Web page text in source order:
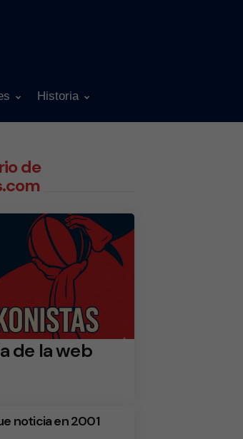
Historia
de
de la web
noticia en 2001